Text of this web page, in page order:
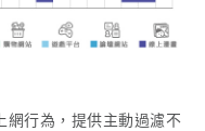
網行為，提供主動過濾不